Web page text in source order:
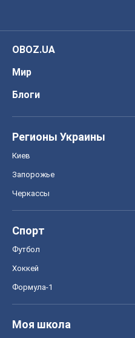
OBOZ.UA
Мир
Блоги
Регионы Украины
Киев
Запорожье
Черкассы
Спорт
Футбол
Хоккей
Формула-1
Моя школа